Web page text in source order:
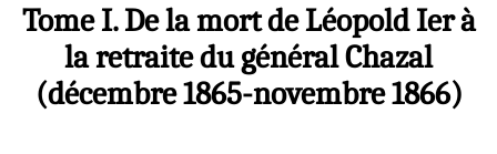
Tome I. De la mort de Léopold Ier à
la retraite du général Chazal
(décembre 1865-novembre 1866)